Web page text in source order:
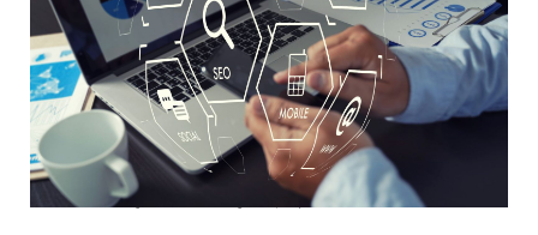
InnovaJob – 13 octubre 2023 14:09